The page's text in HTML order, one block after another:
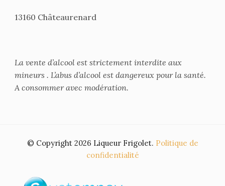
13160 Châteaurenard
La vente d’alcool est strictement interdite aux
mineurs . L’abus d’alcool est dangereux pour la santé.
A consommer avec modération.
© Copyright 2026 Liqueur Frigolet. Politique de
confidentialité